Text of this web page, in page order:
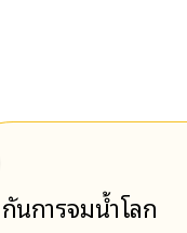
นการจมน้ำโลก